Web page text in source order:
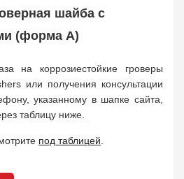
шайба с
(форма A)
на коррозиестойкие гроверы
или получения консультации
указанному в шапке сайта,
таблицу ниже.
под таблицей